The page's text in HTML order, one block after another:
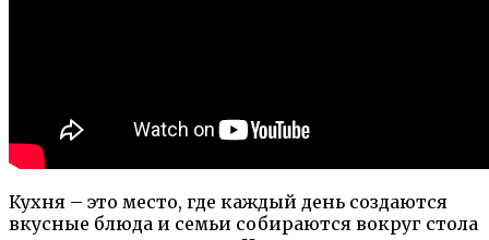
Кухня – это место, где каждый день создаются
вкусные блюда и семьи собираются вокруг стола